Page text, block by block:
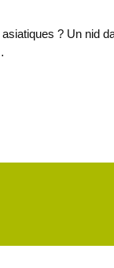
? Un nid